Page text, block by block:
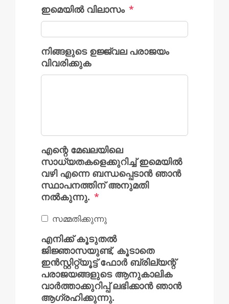
ഇമെയിൽ വിലാസം *
നിങ്ങളുടെ ഉജ്ജ്വല പരാജയം
വിവരിക്കുക
എന്റെ മേഖലയിലെ
സാധ്യതകളെക്കുറിച്ച് ഇമെയിൽ
വഴി എന്നെ ബന്ധപ്പെടാൻ ഞാൻ
സ്ഥാപനത്തിന് അനുമതി
നൽകുന്നു. *
സമ്മതിക്കുന്നു
എനിക്ക് കൂടുതൽ
ജിജ്ഞാസയുണ്ട്, കൂടാതെ
ഇൻസ്റ്റിറ്റ്യൂട്ട് ഫോർ ബ്രില്യന്റ്
പരാജയങ്ങളുടെ ആനുകാലിക
വാർത്താക്കുറിപ്പ് ലഭിക്കാൻ ഞാൻ
ആഗ്രഹിക്കുന്നു.